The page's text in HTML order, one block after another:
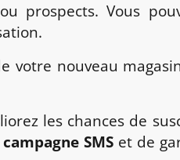
prospects. Vous
votre nouveau
les chances de
campagne SMS et de